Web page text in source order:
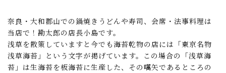
奈良・大和郡山での鍋焼きうどんや寿司、会席・法事料理は
当店で！勘太郎の店長小島です。
浅草を散策していますと今でも海苔乾物の店には「東京名物
浅草海苔」という文字が掲げています。この場合の「浅草海
苔」は生海苔を板海苔に生産した、その嚆矢であるところの